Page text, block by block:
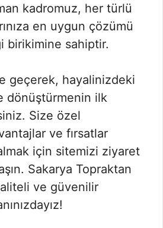
kadromuz, her türlü
en uygun çözümü
birikimine sahiptir.
geçerek, hayalinizdeki
dönüştürmenin ilk
Size özel
ve fırsatlar
için sitemizi ziyaret
Sakarya Topraktan
ve güvenilir